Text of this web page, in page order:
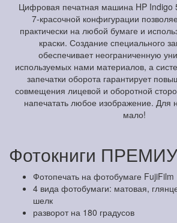
Цифровая печатная машина HP Indigo
7-красочной конфигурации
практически на любой бумаге и
краски. Создание специального
обеспечивает неограниченную
используемых нами материалов, а
запечатки оборота гарантирует
совмещения лицевой и оборотной
напечатать любое изображение. Для
мало!
Фотокниги
Фотопечать на фотобумаге FujiFilm
4 вида фотобумаги: матовая,
шелк
разворот на 180 градусов